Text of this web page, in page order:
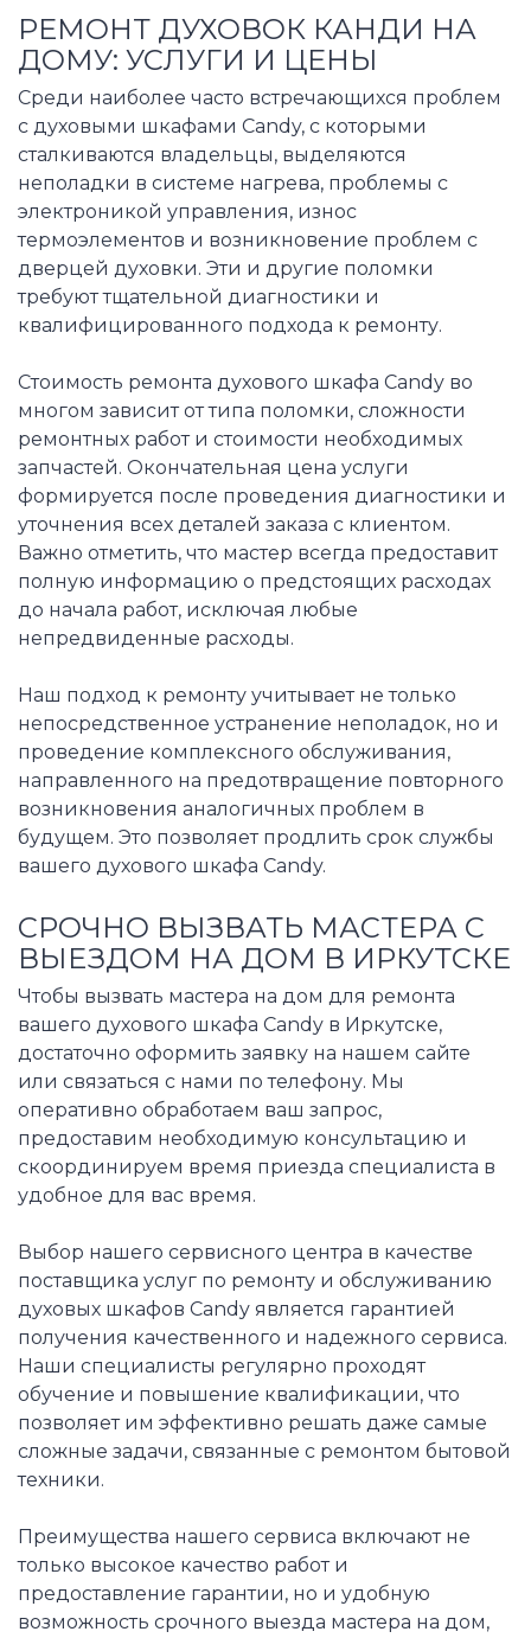
РЕМОНТ ДУХОВОК КАНДИ НА
ДОМУ: УСЛУГИ И ЦЕНЫ
Среди наиболее часто встречающихся проблем
с духовыми шкафами Candy, с которыми
сталкиваются владельцы, выделяются
неполадки в системе нагрева, проблемы с
электроникой управления, износ
термоэлементов и возникновение проблем с
дверцей духовки. Эти и другие поломки
требуют тщательной диагностики и
квалифицированного подхода к ремонту.
Стоимость ремонта духового шкафа Candy во
многом зависит от типа поломки, сложности
ремонтных работ и стоимости необходимых
запчастей. Окончательная цена услуги
формируется после проведения диагностики и
уточнения всех деталей заказа с клиентом.
Важно отметить, что мастер всегда предоставит
полную информацию о предстоящих расходах
до начала работ, исключая любые
непредвиденные расходы.
Наш подход к ремонту учитывает не только
непосредственное устранение неполадок, но и
проведение комплексного обслуживания,
направленного на предотвращение повторного
возникновения аналогичных проблем в
будущем. Это позволяет продлить срок службы
вашего духового шкафа Candy.
СРОЧНО ВЫЗВАТЬ МАСТЕРА С
ВЫЕЗДОМ НА ДОМ В ИРКУТСКЕ
Чтобы вызвать мастера на дом для ремонта
вашего духового шкафа Candy в Иркутске,
достаточно оформить заявку на нашем сайте
или связаться с нами по телефону. Мы
оперативно обработаем ваш запрос,
предоставим необходимую консультацию и
скоординируем время приезда специалиста в
удобное для вас время.
Выбор нашего сервисного центра в качестве
поставщика услуг по ремонту и обслуживанию
духовых шкафов Candy является гарантией
получения качественного и надежного сервиса.
Наши специалисты регулярно проходят
обучение и повышение квалификации, что
позволяет им эффективно решать даже самые
сложные задачи, связанные с ремонтом бытовой
техники.
Преимущества нашего сервиса включают не
только высокое качество работ и
предоставление гарантии, но и удобную
возможность срочного выезда мастера на дом,